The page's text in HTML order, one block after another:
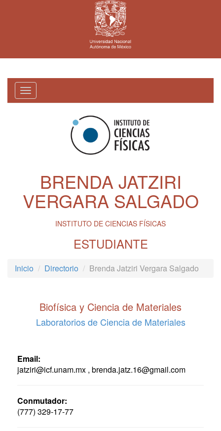
Toggle
navigation
BRENDA JATZIRI
VERGARA SALGADO
INSTITUTO DE CIENCIAS FÍSICAS
ESTUDIANTE
Inicio Directorio Brenda Jatziri Vergara Salgado
Biofísica y Ciencia de Materiales
Laboratorios de Ciencia de Materiales
Email:
jatziri@icf.unam.mx , brenda.jatz.16@gmail.com
Conmutador:
(777) 329-17-77